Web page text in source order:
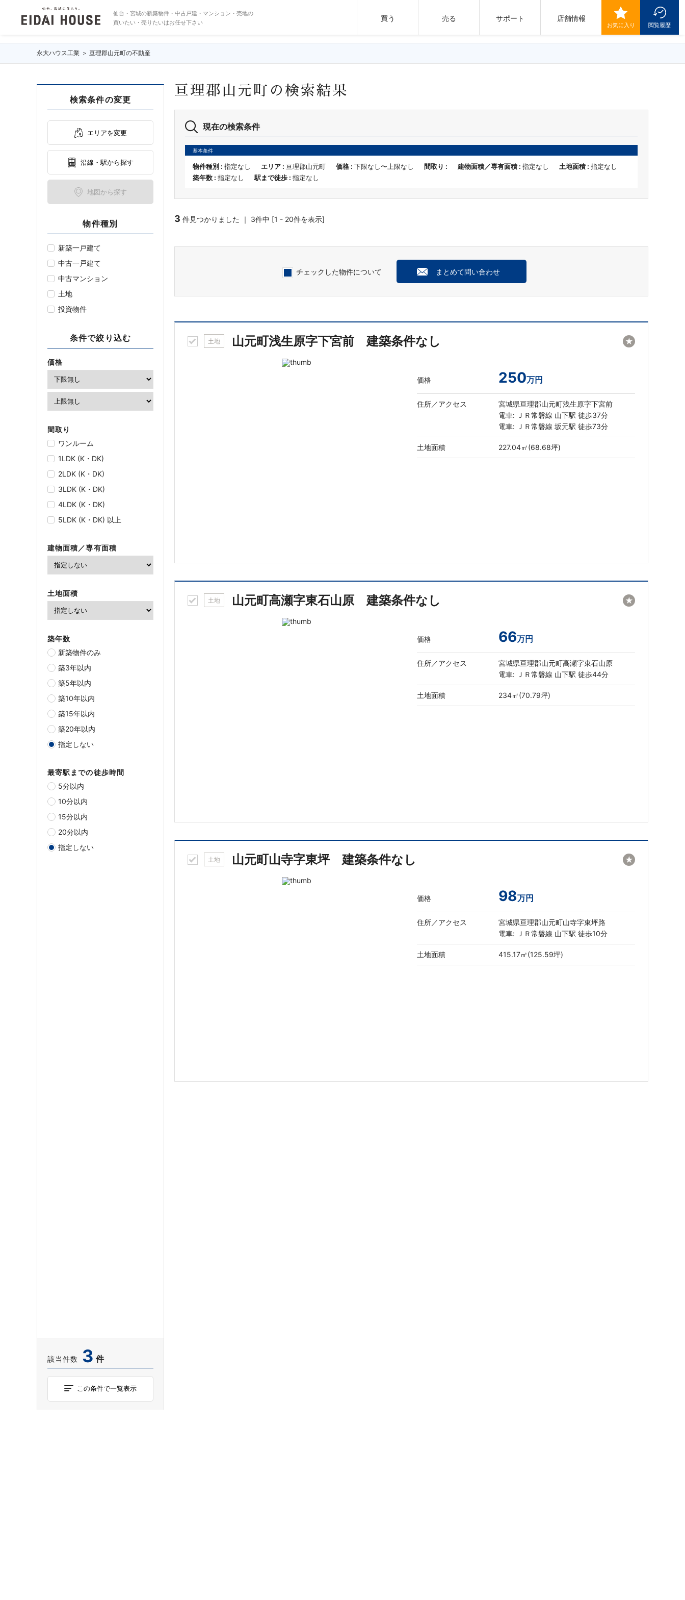
仙台・宮城の新築物件・中古戸建・マンション・売地の
買いたい・売りたいはお任せ下さい
買う 売る サポート 店舗情報
お気に入り 閲覧履歴
永大ハウス工業 亘理郡山元町の不動産
検索条件の変更
エリアを変更
沿線・駅から探す
地図から探す
物件種別
新築一戸建て
中古一戸建て
中古マンション
土地
投資物件
条件で絞り込む
価格
間取り
ワンルーム
1LDK (K・DK)
2LDK (K・DK)
3LDK (K・DK)
4LDK (K・DK)
5LDK (K・DK) 以上
建物面積／専有面積
土地面積
築年数
新築物件のみ
築3年以内
築5年以内
築10年以内
築15年以内
築20年以内
指定しない
最寄駅までの徒歩時間
5分以内
10分以内
15分以内
20分以内
指定しない
該当件数 3 件
この条件で一覧表示
亘理郡山元町の検索結果
現在の検索条件
基本条件
物件種別 : 指定なし エリア : 亘理郡山元町 価格 : 下限なし〜上限なし 間取り : 建物面積／専有面積 : 指定なし 土地面積 : 指定なし
築年数 : 指定なし 駅まで徒歩 : 指定なし
3 件見つかりました ｜ 3件中 [1 - 20件を表示]
チェックした物件について まとめて問い合わせ
土地 山元町浅生原字下宮前 建築条件なし
価格 250万円
住所／アクセス
宮城県亘理郡山元町浅生原字下宮前
電車: ＪＲ常磐線 山下駅 徒歩37分
電車: ＪＲ常磐線 坂元駅 徒歩73分
土地面積 227.04㎡(68.68坪)
★
土地 山元町高瀬字東石山原 建築条件なし
価格 66万円
住所／アクセス
宮城県亘理郡山元町高瀬字東石山原
電車: ＪＲ常磐線 山下駅 徒歩44分
土地面積 234㎡(70.79坪)
★
土地 山元町山寺字東坪 建築条件なし
価格 98万円
住所／アクセス
宮城県亘理郡山元町山寺字東坪路
電車: ＪＲ常磐線 山下駅 徒歩10分
土地面積 415.17㎡(125.59坪)
★